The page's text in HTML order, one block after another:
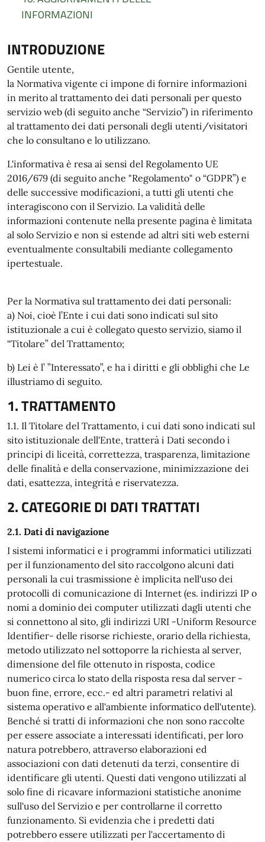
INFORMAZIONI
INTRODUZIONE
Gentile utente,
la Normativa vigente ci impone di fornire informazioni
in merito al trattamento dei dati personali per questo
servizio web (di seguito anche “Servizio”) in riferimento
al trattamento dei dati personali degli utenti/visitatori
che lo consultano e lo utilizzano.
L'informativa è resa ai sensi del Regolamento UE
2016/679 (di seguito anche "Regolamento" o “GDPR”) e
delle successive modificazioni, a tutti gli utenti che
interagiscono con il Servizio. La validità delle
informazioni contenute nella presente pagina è limitata
al solo Servizio e non si estende ad altri siti web esterni
eventualmente consultabili mediante collegamento
ipertestuale.
Per la Normativa sul trattamento dei dati personali:
a) Noi, cioè l’Ente i cui dati sono indicati sul sito
istituzionale a cui è collegato questo servizio, siamo il
“Titolare” del Trattamento;
b) Lei è l’ ”Interessato”, e ha i diritti e gli obblighi che Le
illustriamo di seguito.
1. TRATTAMENTO
1.1. Il Titolare del Trattamento, i cui dati sono indicati sul
sito istituzionale dell'Ente, tratterà i Dati secondo i
principi di liceità, correttezza, trasparenza, limitazione
delle finalità e della conservazione, minimizzazione dei
dati, esattezza, integrità e riservatezza.
2. CATEGORIE DI DATI TRATTATI
2.1. Dati di navigazione
I sistemi informatici e i programmi informatici utilizzati
per il funzionamento del sito raccolgono alcuni dati
personali la cui trasmissione è implicita nell'uso dei
protocolli di comunicazione di Internet (es. indirizzi IP o
nomi a dominio dei computer utilizzati dagli utenti che
si connettono al sito, gli indirizzi URI -Uniform Resource
Identifier- delle risorse richieste, orario della richiesta,
metodo utilizzato nel sottoporre la richiesta al server,
dimensione del file ottenuto in risposta, codice
numerico circa lo stato della risposta resa dal server -
buon fine, errore, ecc.- ed altri parametri relativi al
sistema operativo e all'ambiente informatico dell'utente).
Benché si tratti di informazioni che non sono raccolte
per essere associate a interessati identificati, per loro
natura potrebbero, attraverso elaborazioni ed
associazioni con dati detenuti da terzi, consentire di
identificare gli utenti. Questi dati vengono utilizzati al
solo fine di ricavare informazioni statistiche anonime
sull'uso del Servizio e per controllarne il corretto
funzionamento. Si evidenzia che i predetti dati
potrebbero essere utilizzati per l'accertamento di